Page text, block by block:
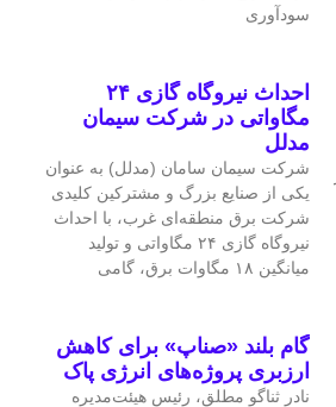
سودآوری
احداث نیروگاه گازی ۲۴
مگاواتی در شرکت سیمان
مدلل
شرکت سیمان سامان (مدلل) به عنوان
یکی از صنایع بزرگ و مشترکین کلیدی
شرکت برق منطقه‌ای غرب، با احداث
نیروگاه گازی ۲۴ مگاواتی و تولید
میانگین ۱۸ مگاوات برق، گامی
گام بلند «صناپ» برای کاهش
ارزبری پروژه‌های انرژی پاک
نادر ثناگو مطلق، رئیس هیئت‌مدیره